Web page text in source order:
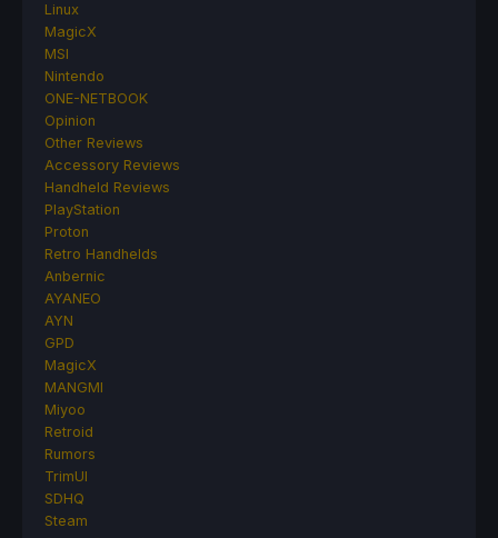
Linux
MagicX
MSI
Nintendo
ONE-NETBOOK
Opinion
Other Reviews
Accessory Reviews
Handheld Reviews
PlayStation
Proton
Retro Handhelds
Anbernic
AYANEO
AYN
GPD
MagicX
MANGMI
Miyoo
Retroid
Rumors
TrimUI
SDHQ
Steam